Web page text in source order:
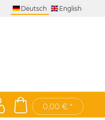
Deutsch English
0,00 € *